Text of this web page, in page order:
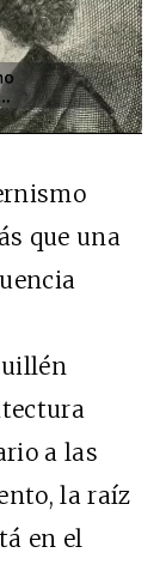
que una
a las
la raíz
en el